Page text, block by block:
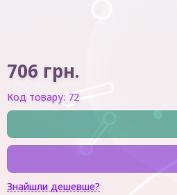
706 грн.
Код товару: 72
Знайшли дешевше?